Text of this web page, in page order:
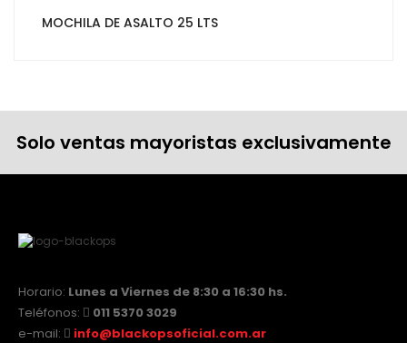
MOCHILA DE ASALTO 25 LTS
Solo ventas mayoristas exclusivamente
Horario: Lunes a Viernes de 8:30 a 16:30 hs.
Teléfonos:
011 5370 3029
e-mail:
info@blackopsoficial.com.ar